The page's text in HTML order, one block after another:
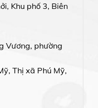
Khu phố 3, Biên
Vương, phường
Thị xã Phú Mỹ,